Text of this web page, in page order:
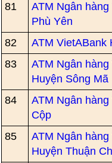
81
ATM Ngân
Phù Yên
82 ATM VietABank
83
ATM Ngân
Huyện Sông Mã
84
ATM Ngân
Cộp
85
ATM Ngân
Huyện Thuận